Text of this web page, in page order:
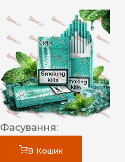
Фасування:
В Кошик